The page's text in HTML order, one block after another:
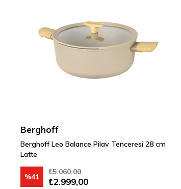
Berghoff
Berghoff Leo Balance Pilav Tenceresi 28 cm
Latte
₺2.999,00
₺5.060,00
%41